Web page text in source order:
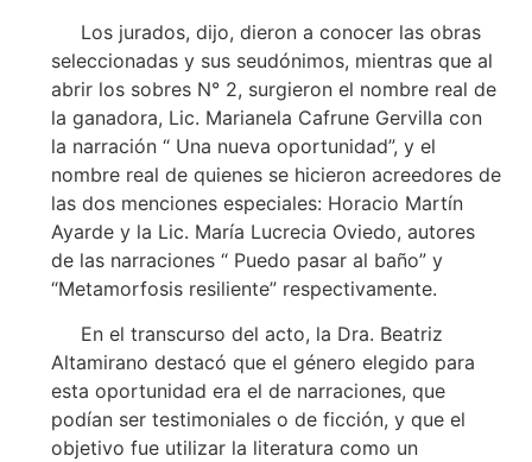
Los jurados, dijo, dieron a conocer las obras
seleccionadas y sus seudónimos, mientras que al
abrir los sobres N° 2, surgieron el nombre real de
la ganadora, Lic. Marianela Cafrune Gervilla con
la narración “ Una nueva oportunidad”, y el
nombre real de quienes se hicieron acreedores de
las dos menciones especiales: Horacio Martín
Ayarde y la Lic. María Lucrecia Oviedo, autores
de las narraciones “ Puedo pasar al baño” y
“Metamorfosis resiliente” respectivamente.
En el transcurso del acto, la Dra. Beatriz
Altamirano destacó que el género elegido para
esta oportunidad era el de narraciones, que
podían ser testimoniales o de ficción, y que el
objetivo fue utilizar la literatura como un